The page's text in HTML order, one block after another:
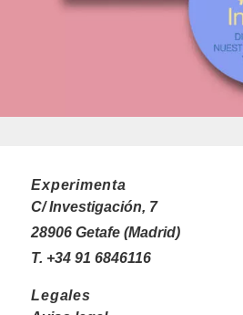
Experimenta
C/ Investigación, 7
28906 Getafe (Madrid)
T. +34 91 6846116
Legales